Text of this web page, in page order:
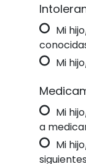
Mi
Mi
Mi
a
Mi